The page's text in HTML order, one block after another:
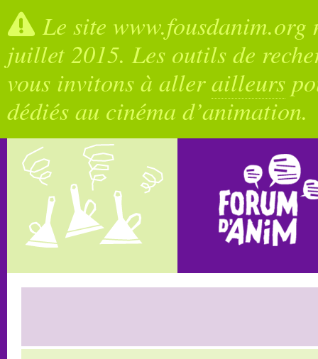
Le site
juillet 2015. Les outils de
vous invitons à allerailleurs
dédiés au cinéma d’animation.